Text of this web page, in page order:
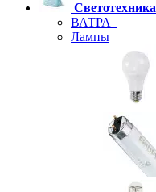
Светотехника
ВАТРА
Лампы